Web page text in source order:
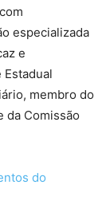
especializada
e
membro do
da Comissão
do